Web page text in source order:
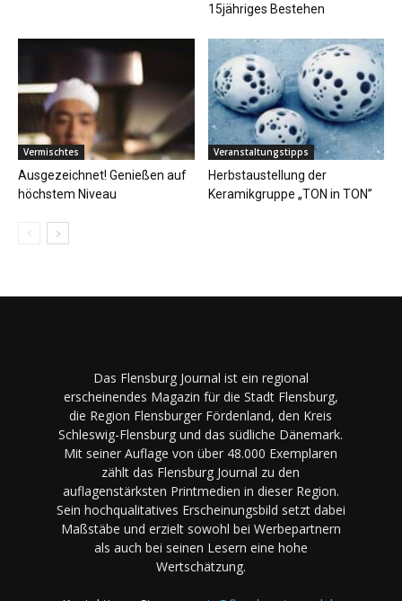
15jähriges Bestehen
Vermischtes
Ausgezeichnet! Genießen auf
höchstem Niveau
Veranstaltungstipps
Herbstaustellung der
Keramikgruppe „TON in TON”
Das Flensburg Journal ist ein regional
erscheinendes Magazin für die Stadt Flensburg,
die Region Flensburger Fördenland, den Kreis
Schleswig-Flensburg und das südliche Dänemark.
Mit seiner Auflage von über 48.000 Exemplaren
zählt das Flensburg Journal zu den
auflagenstärksten Printmedien in dieser Region.
Sein hochqualitatives Erscheinungsbild setzt dabei
Maßstäbe und erzielt sowohl bei Werbepartnern
als auch bei seinen Lesern eine hohe
Wertschätzung.